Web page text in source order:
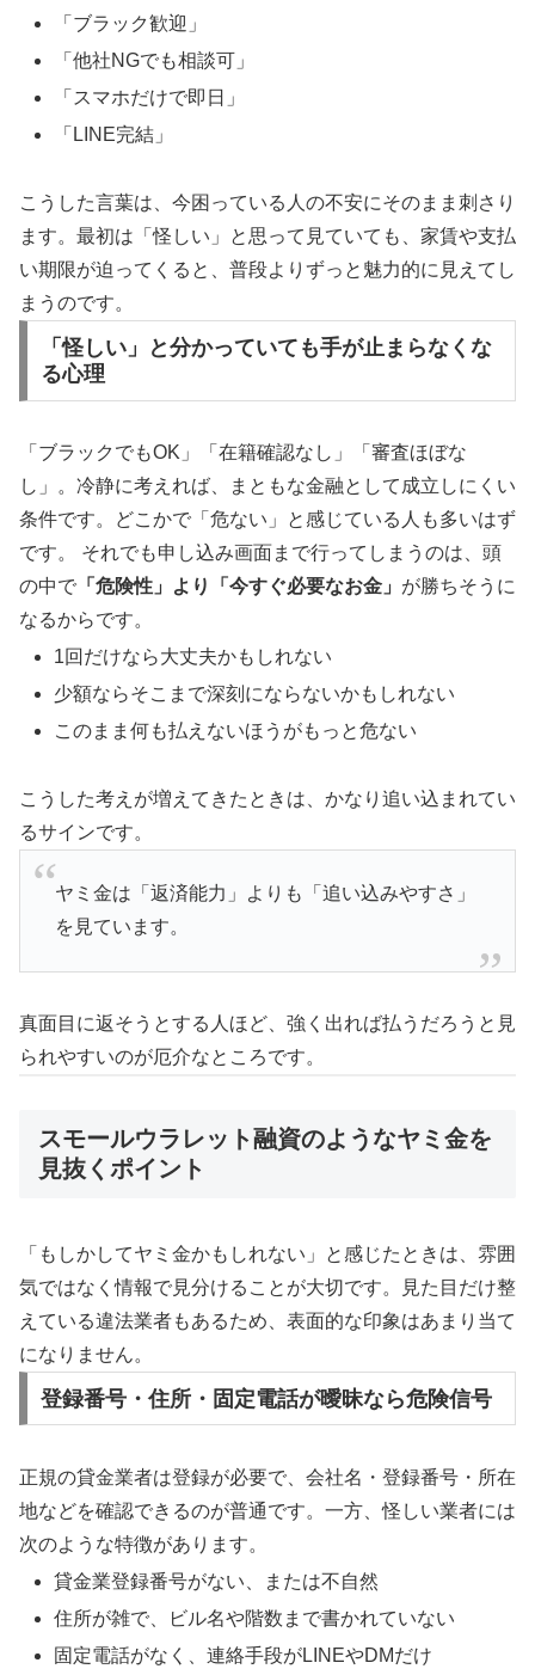
「ブラック歓迎」
「他社NGでも相談可」
「スマホだけで即日」
「LINE完結」
こうした言葉は、今困っている人の不安にそのまま刺さり
ます。最初は「怪しい」と思って見ていても、家賃や支払
い期限が迫ってくると、普段よりずっと魅力的に見えてし
まうのです。
「怪しい」と分かっていても手が止まらなくな
る心理
「ブラックでもOK」「在籍確認なし」「審査ほぼな
し」。冷静に考えれば、まともな金融として成立しにくい
条件です。どこかで「危ない」と感じている人も多いはず
です。 それでも申し込み画面まで行ってしまうのは、頭
の中で 「危険性」より「今すぐ必要なお金」 が勝ちそうに
なるからです。
1回だけなら大丈夫かもしれない
少額ならそこまで深刻にならないかもしれない
このまま何も払えないほうがもっと危ない
こうした考えが増えてきたときは、かなり追い込まれてい
るサインです。
ヤミ金は「返済能力」よりも「追い込みやすさ」
を見ています。
真面目に返そうとする人ほど、強く出れば払うだろうと見
られやすいのが厄介なところです。
スモールウラレット融資のようなヤミ金を
見抜くポイント
「もしかしてヤミ金かもしれない」と感じたときは、雰囲
気ではなく情報で見分けることが大切です。見た目だけ整
えている違法業者もあるため、表面的な印象はあまり当て
になりません。
登録番号・住所・固定電話が曖昧なら危険信号
正規の貸金業者は登録が必要で、会社名・登録番号・所在
地などを確認できるのが普通です。一方、怪しい業者には
次のような特徴があります。
貸金業登録番号がない、または不自然
住所が雑で、ビル名や階数まで書かれていない
固定電話がなく、連絡手段がLINEやDMだけ